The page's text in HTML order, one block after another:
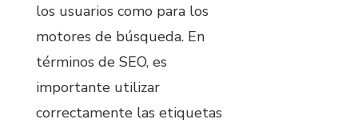
los usuarios como para los
motores de búsqueda. En
términos de SEO, es
importante utilizar
correctamente las etiquetas